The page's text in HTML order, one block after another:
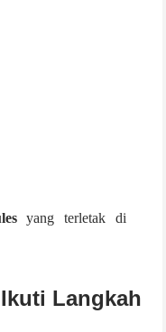
yang terletak di
Langkah